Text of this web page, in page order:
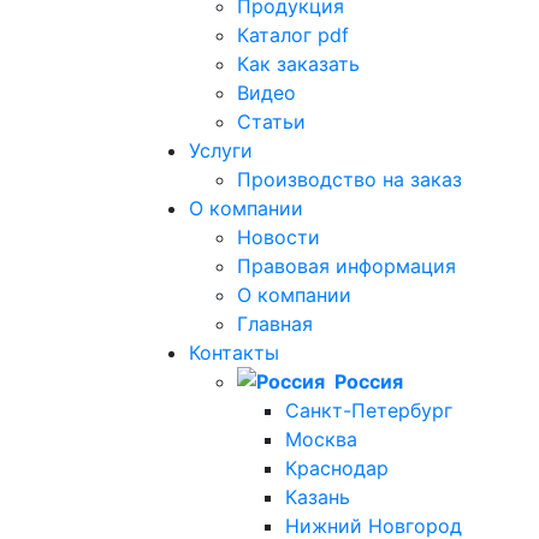
Продукция
Каталог pdf
Как заказать
Видео
Статьи
Услуги
Производство на заказ
О компании
Новости
Правовая информация
О компании
Главная
Контакты
Россия
Санкт-Петербург
Москва
Краснодар
Казань
Нижний Новгород